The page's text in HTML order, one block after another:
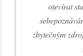
otevírat
zbytečným